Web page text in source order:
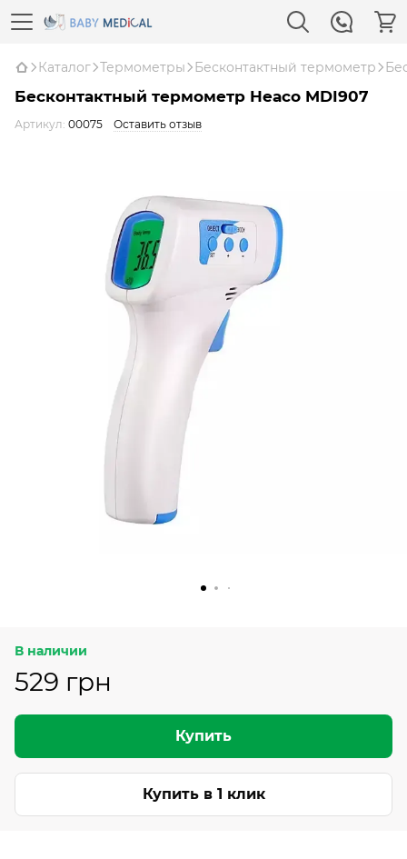
Каталог Термометры Бесконтактный термометр
Бесконтактный термометр Heaco MDI907
Артикул: 00075 Оставить отзыв
В наличии
529 грн
Купить
Купить в 1 клик